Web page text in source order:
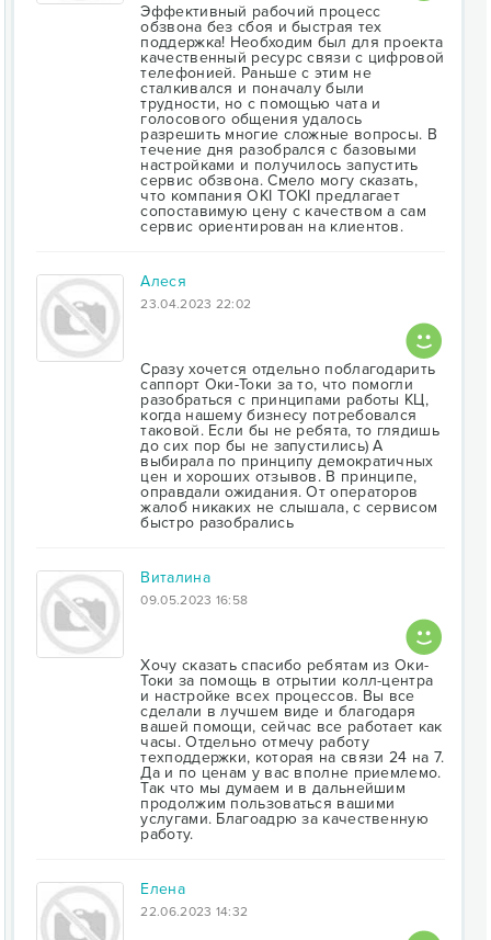
Эффективный рабочий процесс
обзвона без сбоя и быстрая тех
поддержка! Необходим был для проекта
качественный ресурс связи с цифровой
телефонией. Раньше с этим не
сталкивался и поначалу были
трудности, но с помощью чата и
голосового общения удалось
разрешить многие сложные вопросы. В
течение дня разобрался с базовыми
настройками и получилось запустить
сервис обзвона. Смело могу сказать,
что компания OKI TOKI предлагает
сопоставимую цену с качеством а сам
сервис ориентирован на клиентов.
Алеся
23.04.2023 22:02
Сразу хочется отдельно поблагодарить
саппорт Оки-Токи за то, что помогли
разобраться с принципами работы КЦ,
когда нашему бизнесу потребовался
таковой. Если бы не ребята, то глядишь
до сих пор бы не запустились) А
выбирала по принципу демократичных
цен и хороших отзывов. В принципе,
оправдали ожидания. От операторов
жалоб никаких не слышала, с сервисом
быстро разобрались
Виталина
09.05.2023 16:58
Хочу сказать спасибо ребятам из Оки-
Токи за помощь в отрытии колл-центра
и настройке всех процессов. Вы все
сделали в лучшем виде и благодаря
вашей помощи, сейчас все работает как
часы. Отдельно отмечу работу
техподдержки, которая на связи 24 на 7.
Да и по ценам у вас вполне приемлемо.
Так что мы думаем и в дальнейшим
продолжим пользоваться вашими
услугами. Благоадрю за качественную
работу.
Елена
22.06.2023 14:32